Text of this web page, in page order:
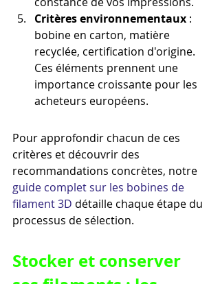
Critères environnementaux :
bobine en carton, matière
recyclée, certification d'origine.
Ces éléments prennent une
importance croissante pour les
acheteurs européens.
Pour approfondir chacun de ces
critères et découvrir des
recommandations concrètes, notre
guide complet sur les bobines de
filament 3D détaille chaque étape du
processus de sélection.
Stocker et conserver